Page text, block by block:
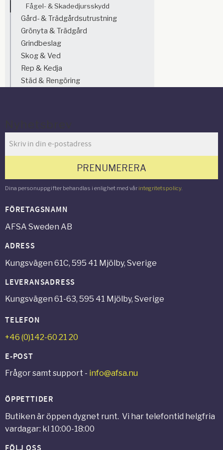
Fågel- & Skadedjursskydd
Gård- & Trädgårdsutrustning
Grönyta & Trädgård
Grindbeslag
Skog & Ved
Rep & Kedja
Städ & Rengöring
PRENUMERERA
Dina personuppgifter behandlas i enlighet med vår integritetspolicy.
FÖRETAGSNAMN
AFSA Sweden AB
ADRESS
Kungsvägen 61C, 595 41 Mjölby, Sverige
LEVERANSADRESS
Kungsvägen 61-63, 595 41 Mjölby, Sverige
TELEFON
+46 (0)142-60 21 20
E-POST
Frågor samt support - info@afsa.nu
ÖPPETTIDER
Butiken är öppen dygnet runt. Vi har telefontid helgfria
vardagar: kl 10:00-18:00